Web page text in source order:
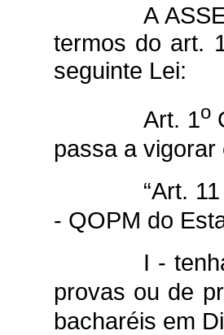
A
termos do art.
seguinte Lei:
Art. 1o
passa a
“Art.
- QOPM do
I -
provas ou de
bacharéis em